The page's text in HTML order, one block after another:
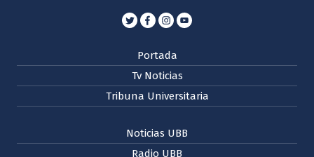
Portada
Tv Noticias
Tribuna Universitaria
Noticias UBB
Radio UBB